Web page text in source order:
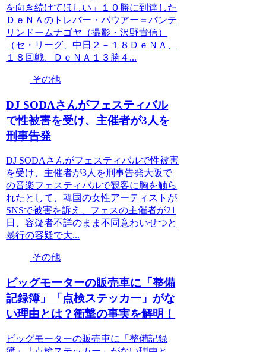
を向き続けてほしい」１０勝に到達した
ＤｅＮＡのトレバー・バウアー＝バンテ
リンドームナゴヤ（撮影・沢野貴信）
（セ・リーグ、中日２－１８ＤｅＮＡ、
１８回戦、ＤｅＮＡ１３勝４...
その他
DJ SODAさんがフェスティバル
で性被害を受け、主催者が3人を
刑事告発
DJ SODAさんがフェスティバルで性被害
を受け、主催者が3人を刑事告発大阪で
の音楽フェスティバルで観客に胸を触ら
れたとして、韓国の女性アーティストが
SNSで被害を訴え、フェスの主催者が21
日、容疑者不詳のまま不同意わいせつと
暴行の容疑で大...
その他
ビッグモーターの販売車に「整備
記録簿」「点検ステッカー」がな
い理由とは？衝撃の事実を解明！
ビッグモーターの販売車に「整備記録